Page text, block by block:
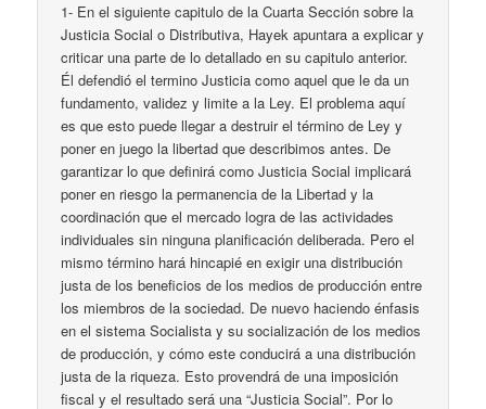
1- En el siguiente capitulo de la Cuarta Sección sobre la
Justicia Social o Distributiva, Hayek apuntara a explicar y
criticar una parte de lo detallado en su capitulo anterior.
Él defendió el termino Justicia como aquel que le da un
fundamento, validez y limite a la Ley. El problema aquí
es que esto puede llegar a destruir el término de Ley y
poner en juego la libertad que describimos antes. De
garantizar lo que definirá como Justicia Social implicará
poner en riesgo la permanencia de la Libertad y la
coordinación que el mercado logra de las actividades
individuales sin ninguna planificación deliberada. Pero el
mismo término hará hincapié en exigir una distribución
justa de los beneficios de los medios de producción entre
los miembros de la sociedad. De nuevo haciendo énfasis
en el sistema Socialista y su socialización de los medios
de producción, y cómo este conducirá a una distribución
justa de la riqueza. Esto provendrá de una imposición
fiscal y el resultado será una “Justicia Social”. Por lo